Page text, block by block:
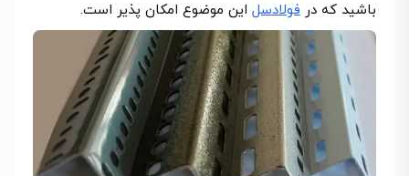
باشید که در فولادسل این موضوع امکان پذیر است.